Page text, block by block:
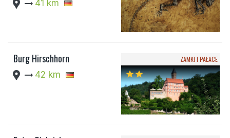
location_pin arrow_right_alt 41 km
Burg Hirschhorn
location_pin arrow_right_alt 42 km
ZAMKI I PAŁACE
starstar